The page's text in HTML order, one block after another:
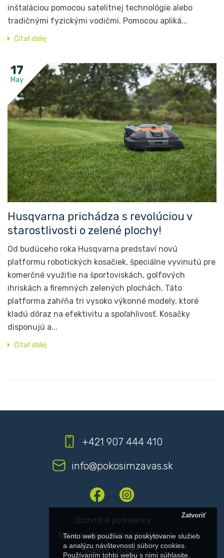
Tento web používa na poskytovanie služieb
a analýzu návštevnosti súbory cookies.
Používaním tohto webu s nimi súhlasite.
Zatvoriť
inštaláciou pomocou satelitnej technológie alebo
tradičnými fyzickými vodičmi. Pomocou apliká...
Čítať ďalej
17
May
Husqvarna prichádza s revolúciou v
starostlivosti o zelené plochy!
Od budúceho roka Husqvarna predstaví novú
platformu robotických kosačiek, špeciálne vyvinutú pre
komerčné využitie na športoviskách, golfových
ihriskách a firemných zelených plochách. Táto
platforma zahŕňa tri vysoko výkonné modely, ktoré
kladú dôraz na efektivitu a spoľahlivosť. Kosačky
disponujú a...
Čítať ďalej
+421 907 444 410
info@pokosimzavas.sk
Obchodné podmienky
Spracovanie osobných údajov
Súbory Cookies